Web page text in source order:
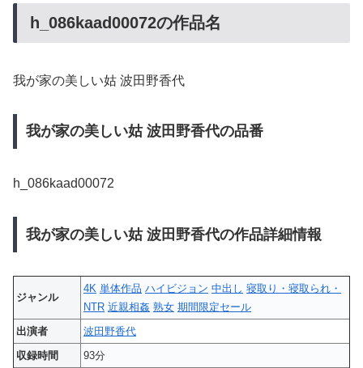
h_086kaad00072の作品名
我が家の美しい姑 波田野香代
我が家の美しい姑 波田野香代の品番
h_086kaad00072
我が家の美しい姑 波田野香代の作品詳細情報
ジャンル
4K 単体作品 ハイビジョン 中出し 寝取り・寝取られ・
NTR 近親相姦 熟女 期間限定セール
出演者
波田野香代
収録時間
93分